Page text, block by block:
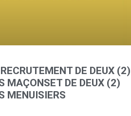
DE DEUX (2)
MAÇONSET DE DEUX (2)
MENUISIERS